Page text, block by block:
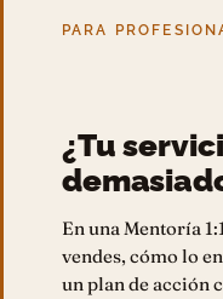
PARA
¿Tu
En una Mentoría
vendes, cómo lo
un plan de acción